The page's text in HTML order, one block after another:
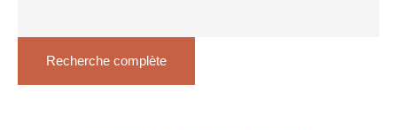
Recherche complète